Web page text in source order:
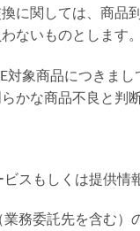
に関しては、商品
ないものとします。
対象商品につきま
かな商品不良と判
スもしくは提供情
務委託先を含む）